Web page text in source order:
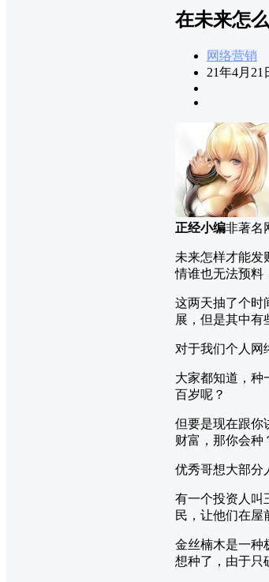
在未来怎
网络营销
21年4月21
正经小编非著名
未来怎样才能发
情谁也无法预料
这两天抽了个时
展，但是其中有
对于我们个人网
大家都知道，种
百岁呢？
但要是现在跟你
财富，那你会种
优秀哥想大部分
有一个投资人叫
民，让他们在屋
金丝楠木是一种
想种了，由于只